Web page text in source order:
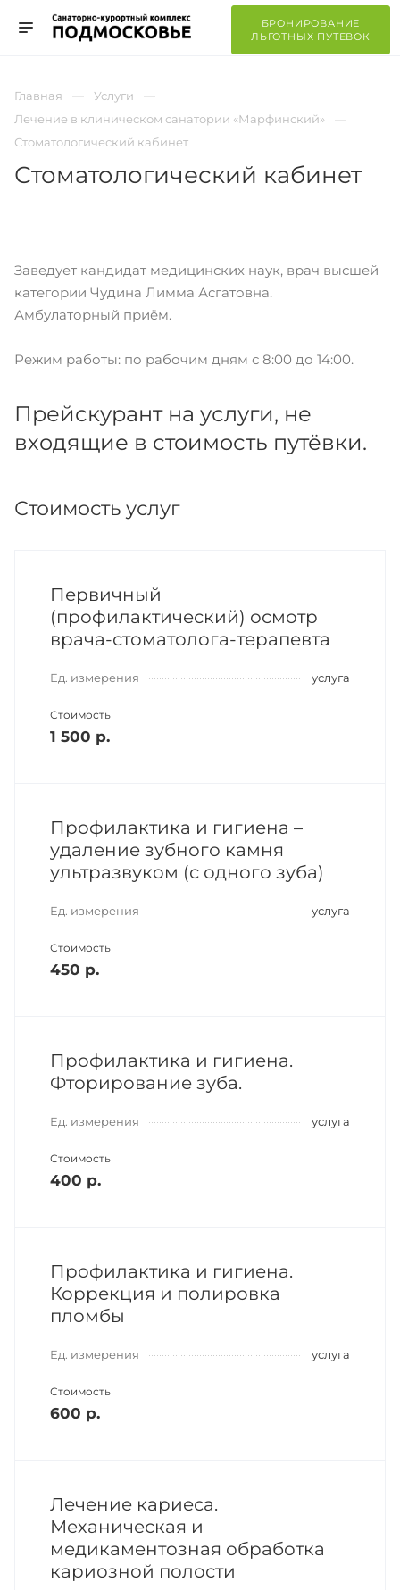
БРОНИРОВАНИЕ
ЛЬГОТНЫХ ПУТЕВОК
Главная
Услуги
Лечение в клиническом санатории «Марфинский»
Стоматологический кабинет
Стоматологический кабинет
Заведует кандидат медицинских наук, врач высшей
категории Чудина Лимма Асгатовна.
Амбулаторный приём.
Режим работы: по рабочим дням с 8:00 до 14:00.
Прейскурант на услуги, не
входящие в стоимость путёвки.
Стоимость услуг
Первичный
(профилактический) осмотр
врача-стоматолога-терапевта
Ед. измерения услуга
Стоимость
1 500 р.
Профилактика и гигиена –
удаление зубного камня
ультразвуком (с одного зуба)
Ед. измерения услуга
Стоимость
450 р.
Профилактика и гигиена.
Фторирование зуба.
Ед. измерения услуга
Стоимость
400 р.
Профилактика и гигиена.
Коррекция и полировка
пломбы
Ед. измерения услуга
Стоимость
600 р.
Лечение кариеса.
Механическая и
медикаментозная обработка
кариозной полости